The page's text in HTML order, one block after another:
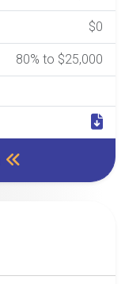
$0
80% to $25,000